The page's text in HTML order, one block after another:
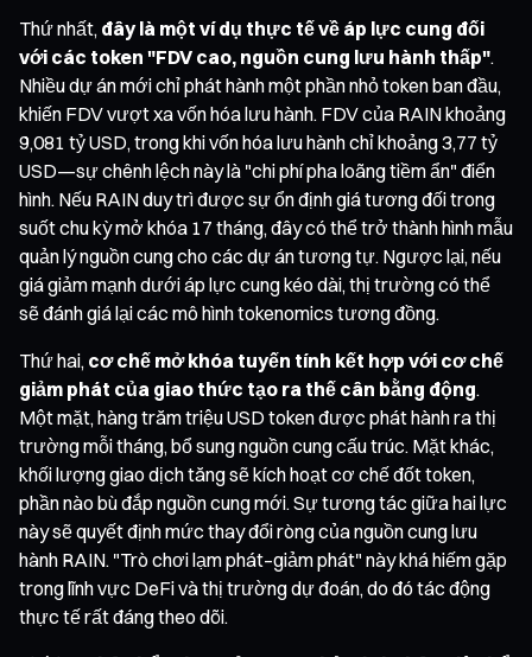
Thứ nhất, đây là một ví dụ thực tế về áp lực cung đối
với các token "FDV cao, nguồn cung lưu hành thấp".
Nhiều dự án mới chỉ phát hành một phần nhỏ token ban đầu,
khiến FDV vượt xa vốn hóa lưu hành. FDV của RAIN khoảng
9,081 tỷ USD, trong khi vốn hóa lưu hành chỉ khoảng 3,77 tỷ
USD—sự chênh lệch này là "chi phí pha loãng tiềm ẩn" điển
hình. Nếu RAIN duy trì được sự ổn định giá tương đối trong
suốt chu kỳ mở khóa 17 tháng, đây có thể trở thành hình mẫu
quản lý nguồn cung cho các dự án tương tự. Ngược lại, nếu
giá giảm mạnh dưới áp lực cung kéo dài, thị trường có thể
sẽ đánh giá lại các mô hình tokenomics tương đồng.
Thứ hai, cơ chế mở khóa tuyến tính kết hợp với cơ chế
giảm phát của giao thức tạo ra thế cân bằng động.
Một mặt, hàng trăm triệu USD token được phát hành ra thị
trường mỗi tháng, bổ sung nguồn cung cấu trúc. Mặt khác,
khối lượng giao dịch tăng sẽ kích hoạt cơ chế đốt token,
phần nào bù đắp nguồn cung mới. Sự tương tác giữa hai lực
này sẽ quyết định mức thay đổi ròng của nguồn cung lưu
hành RAIN. "Trò chơi lạm phát–giảm phát" này khá hiếm gặp
trong lĩnh vực DeFi và thị trường dự đoán, do đó tác động
thực tế rất đáng theo dõi.